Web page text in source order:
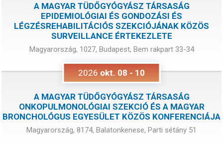
A MAGYAR TÜDŐGYÓGYÁSZ TÁRSASÁG
EPIDEMIOLÓGIAI ÉS GONDOZÁSI ÉS
LÉGZÉSREHABILITÁCIÓS SZEKCIÓJÁNAK KÖZÖS
SURVEILLANCE ÉRTEKEZLETE
Magyarország, 1027, Budapest, Bem rakpart 33-34
2026 okt. 08 - 10
A MAGYAR TÜDŐGYÓGYÁSZ TÁRSASÁG
ONKOPULMONOLÓGIAI SZEKCIÓ ÉS A MAGYAR
BRONCHOLÓGUS EGYESÜLET KÖZÖS KONFERENCIÁJA
Magyarország, 8174, Balatonkenese, Parti sétány 51